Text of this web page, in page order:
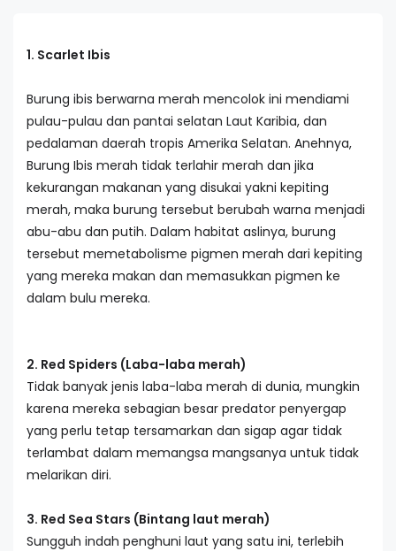
1. Scarlet Ibis
Burung ibis berwarna merah mencolok ini mendiami
pulau-pulau dan pantai selatan Laut Karibia, dan
pedalaman daerah tropis Amerika Selatan. Anehnya,
Burung Ibis merah tidak terlahir merah dan jika
kekurangan makanan yang disukai yakni kepiting
merah, maka burung tersebut berubah warna menjadi
abu-abu dan putih. Dalam habitat aslinya, burung
tersebut memetabolisme pigmen merah dari kepiting
yang mereka makan dan memasukkan pigmen ke
dalam bulu mereka.
2. Red Spiders (Laba-laba merah)
Tidak banyak jenis laba-laba merah di dunia, mungkin
karena mereka sebagian besar predator penyergap
yang perlu tetap tersamarkan dan sigap agar tidak
terlambat dalam memangsa mangsanya untuk tidak
melarikan diri.
3. Red Sea Stars (Bintang laut merah)
Sungguh indah penghuni laut yang satu ini, terlebih